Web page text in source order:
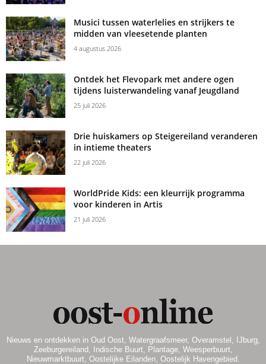
Musici tussen waterlelies en strijkers te
midden van vleesetende planten
4 augustus 2026
Ontdek het Flevopark met andere ogen
tijdens luisterwandeling vanaf Jeugdland
25 juli 2026
Drie huiskamers op Steigereiland veranderen
in intieme theaters
22 juli 2026
WorldPride Kids: een kleurrijk programma
voor kinderen in Artis
21 juli 2026
Nieuws en ontdekken in Oud Oost, Watergraafsmeer, Overamstel, IJburg,
Zeeburgereiland, Indische Buurt, Plantage, Weesperbuurt,
Nieuwmarktbuurt, Oostelijke Eilanden, Oostelijk Havengebied.